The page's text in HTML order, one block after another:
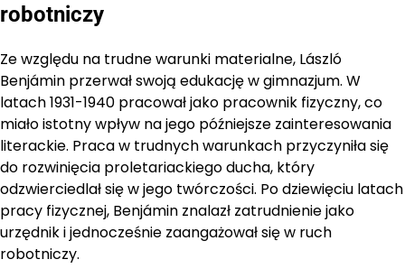
robotniczy
Ze względu na trudne warunki materialne, László
Benjámin przerwał swoją edukację w gimnazjum. W
latach 1931-1940 pracował jako pracownik fizyczny, co
miało istotny wpływ na jego późniejsze zainteresowania
literackie. Praca w trudnych warunkach przyczyniła się
do rozwinięcia proletariackiego ducha, który
odzwierciedlał się w jego twórczości. Po dziewięciu latach
pracy fizycznej, Benjámin znalazł zatrudnienie jako
urzędnik i jednocześnie zaangażował się w ruch
robotniczy.